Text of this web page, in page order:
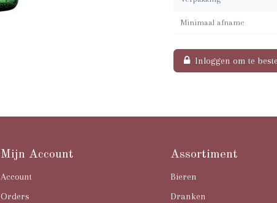
Minimaal afname
Inloggen om te
Mijn Account
Account
Orders
Assortiment
Bieren
Dranken